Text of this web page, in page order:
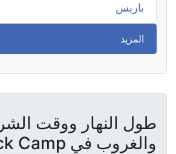
باريس
المزيد
طول النهار ووقت
والغروب في Warwick Camp